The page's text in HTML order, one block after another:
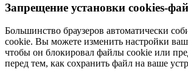
Запрещение установки cookies-
Большинство браузеров автоматически
cookie. Вы можете изменить настройки
чтобы он блокировал файлы cookie или
перед тем, как сохранить файл на ваше